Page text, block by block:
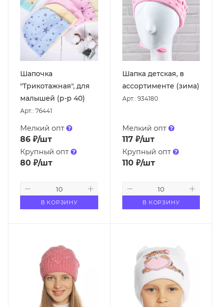
Шапочка
"Трикотажная", для
малышей (р-р 40)
Арт.: 76441
Мелкий опт
86 ₽/шт
Крупный опт
80 ₽/шт
В КОРЗИНУ
Шапка детская, в
ассортименте (зима)
Арт.: 934180
Мелкий опт
117₽/шт
Крупный опт
110₽/шт
В КОРЗИНУ